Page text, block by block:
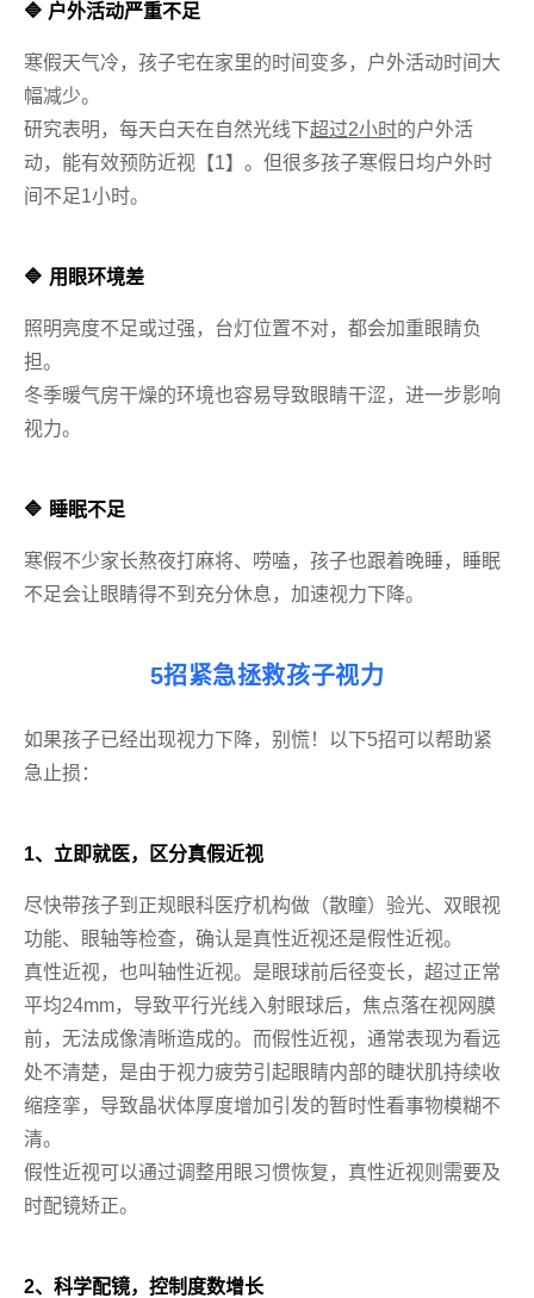
🔷 户外活动严重不足
寒假天气冷，孩子宅在家里的时间变多，户外活动时间大
幅减少。
研究表明，每天白天在自然光线下超过2小时的户外活
动，能有效预防近视 【1】 。但很多孩子寒假日均户外时
间不足1小时。
🔷 用眼环境差
照明亮度不足或过强，台灯位置不对，都会加重眼睛负
担。
冬季暖气房干燥的环境也容易导致眼睛干涩，进一步影响
视力。
🔷 睡眠不足
寒假不少家长熬夜打麻将、唠嗑，孩子也跟着晚睡，睡眠
不足会让眼睛得不到充分休息，加速视力下降。
5招紧急拯救孩子视力
如果孩子已经出现视力下降，别慌！以下5招可以帮助紧
急止损：
1、立即就医，区分真假近视
尽快带孩子到正规眼科医疗机构做（散瞳）验光、双眼视
功能、眼轴等检查，确认是真性近视还是假性近视。
真性近视，也叫轴性近视。是眼球前后径变长，超过正常
平均24mm，导致平行光线入射眼球后，焦点落在视网膜
前，无法成像清晰造成的。而假性近视，通常表现为看远
处不清楚，是由于视力疲劳引起眼睛内部的睫状肌持续收
缩痉挛，导致晶状体厚度增加引发的暂时性看事物模糊不
清。
假性近视可以通过调整用眼习惯恢复，真性近视则需要及
时配镜矫正。
2、科学配镜，控制度数增长